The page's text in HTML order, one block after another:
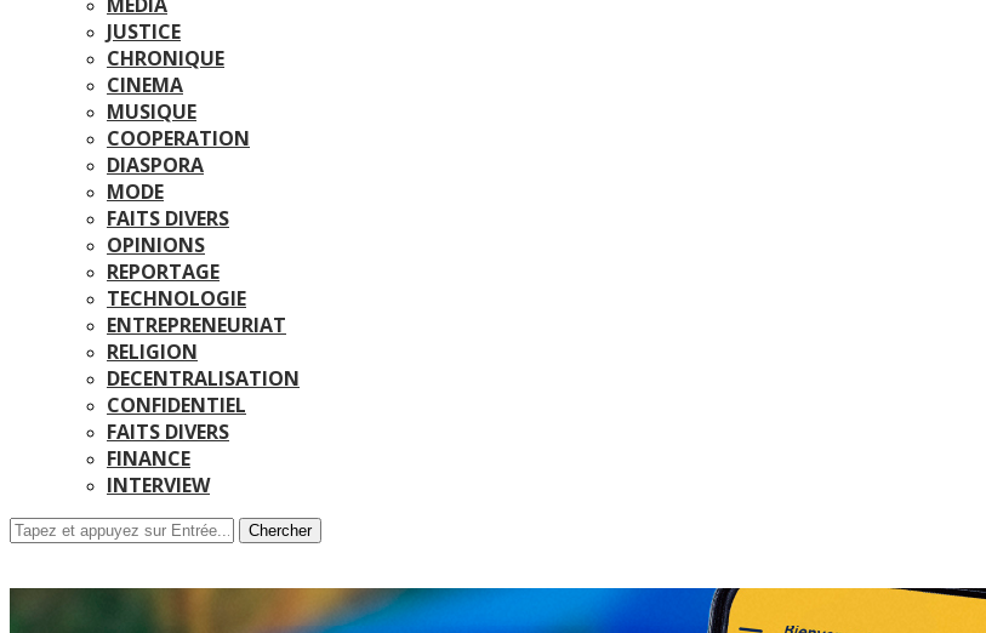
JUSTICE
CHRONIQUE
CINEMA
MUSIQUE
COOPERATION
DIASPORA
MODE
FAITS DIVERS
OPINIONS
REPORTAGE
TECHNOLOGIE
ENTREPRENEURIAT
RELIGION
DECENTRALISATION
CONFIDENTIEL
FAITS DIVERS
FINANCE
INTERVIEW
Chercher